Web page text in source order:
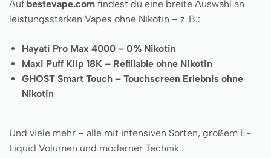
Auf bestevape.com findest du eine breite Auswahl an
leistungsstarken Vapes ohne Nikotin – z. B.:
Hayati Pro Max 4000 – 0 % Nikotin
Maxi Puff Klip 18K – Refillable ohne Nikotin
GHOST Smart Touch – Touchscreen Erlebnis ohne
Nikotin
Und viele mehr – alle mit intensiven Sorten, großem E-
Liquid Volumen und moderner Technik.